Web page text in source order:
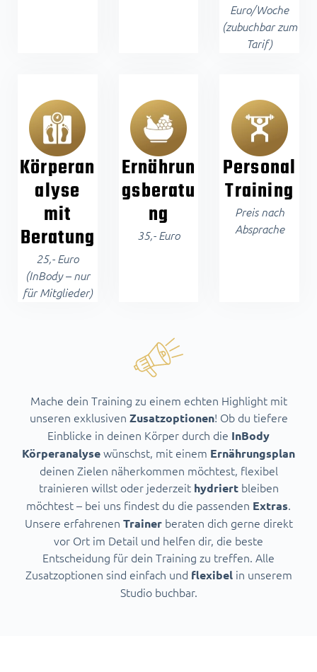
Euro/Woche
(zubuchbar zum
Tarif)
Körperan
alyse
mit
Beratung
25,- Euro
(InBody – nur
für Mitglieder)
Ernährun
gsberatu
ng
35,- Euro
Personal
Training
Preis nach
Absprache
Mache dein Training zu einem echten Highlight mit
unseren exklusiven Zusatzoptionen! Ob du tiefere
Einblicke in deinen Körper durch die InBody
Körperanalysewünschst, mit einem Ernährungsplan
deinen Zielen näherkommen möchtest, flexibel
trainieren willst oder jederzeit hydriertbleiben
möchtest – bei uns findest du die passenden Extras.
Unsere erfahrenen Trainerberaten dich gerne direkt
vor Ort im Detail und helfen dir, die beste
Entscheidung für dein Training zu treffen. Alle
Zusatzoptionen sind einfach und flexibelin unserem
Studio buchbar.